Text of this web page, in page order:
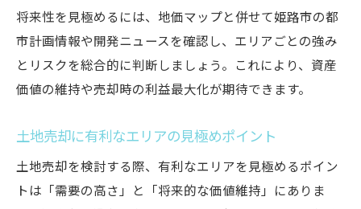
将来性を見極めるには、地価マップと併せて姫路市の都
市計画情報や開発ニュースを確認し、エリアごとの強み
とリスクを総合的に判断しましょう。これにより、資産
価値の維持や売却時の利益最大化が期待できます。
土地売却に有利なエリアの見極めポイント
土地売却を検討する際、有利なエリアを見極めるポイン
トは「需要の高さ」と「将来的な価値維持」にありま